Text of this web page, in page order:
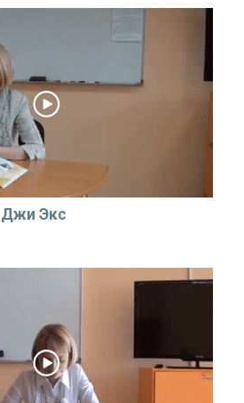
Джи Экс